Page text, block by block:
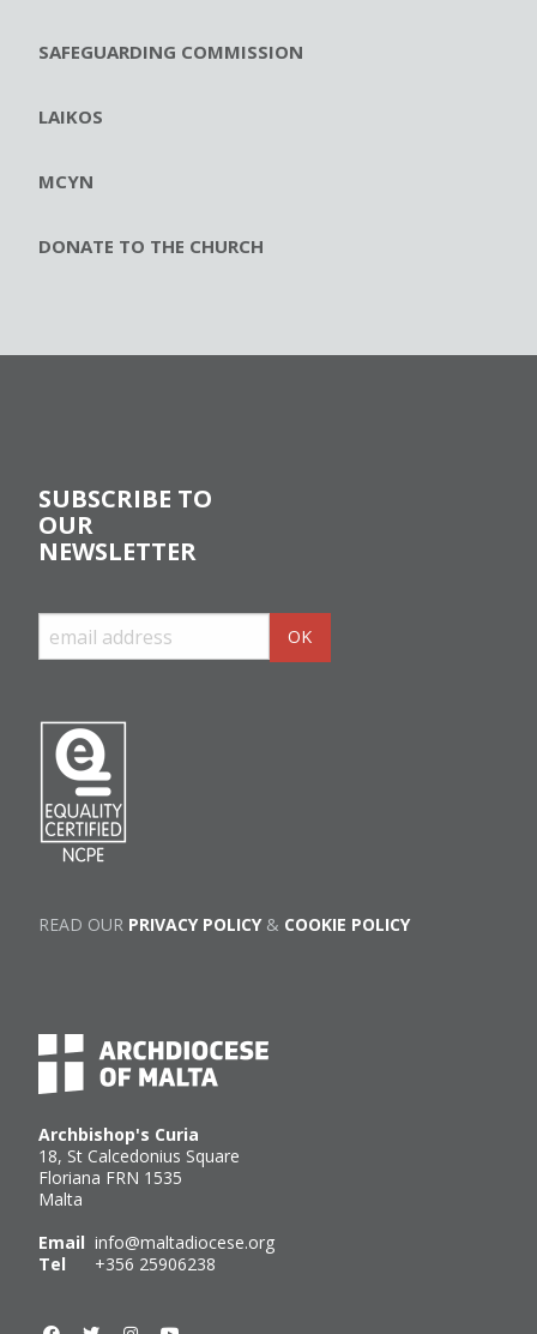
SAFEGUARDING COMMISSION
LAIKOS
MCYN
DONATE TO THE CHURCH
Archbishop's Curia
18, St Calcedonius Square
Floriana FRN 1535
Malta
Email info@maltadiocese.org
Tel +356 25906238
SUBSCRIBE TO
OUR
NEWSLETTER
READ OUR PRIVACY POLICY& COOKIE POLICY